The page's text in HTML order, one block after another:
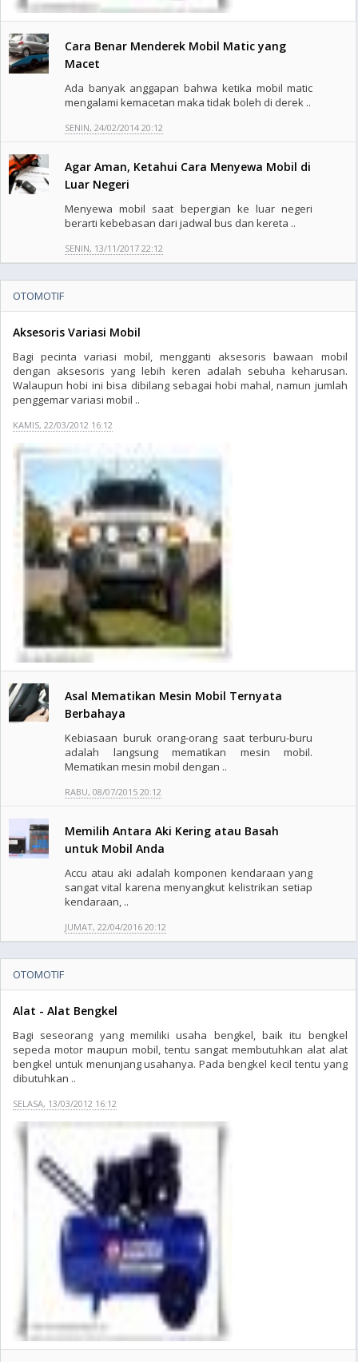
Cara Benar Menderek Mobil Matic yang
Macet
Ada banyak anggapan bahwa ketika mobil matic
mengalami kemacetan maka tidak boleh di derek ..
SENIN, 24/02/2014 20:12
Agar Aman, Ketahui Cara Menyewa Mobil di
Luar Negeri
Menyewa mobil saat bepergian ke luar negeri
berarti kebebasan dari jadwal bus dan kereta ..
SENIN, 13/11/2017 22:12
OTOMOTIF
Aksesoris Variasi Mobil
Bagi pecinta variasi mobil, mengganti aksesoris bawaan mobil
dengan aksesoris yang lebih keren adalah sebuha keharusan.
Walaupun hobi ini bisa dibilang sebagai hobi mahal, namun jumlah
penggemar variasi mobil ..
KAMIS, 22/03/2012 16:12
Asal Mematikan Mesin Mobil Ternyata
Berbahaya
Kebiasaan buruk orang-orang saat terburu-buru
adalah langsung mematikan mesin mobil.
Mematikan mesin mobil dengan ..
RABU, 08/07/2015 20:12
Memilih Antara Aki Kering atau Basah
untuk Mobil Anda
Accu atau aki adalah komponen kendaraan yang
sangat vital karena menyangkut kelistrikan setiap
kendaraan, ..
JUMAT, 22/04/2016 20:12
OTOMOTIF
Alat - Alat Bengkel
Bagi seseorang yang memiliki usaha bengkel, baik itu bengkel
sepeda motor maupun mobil, tentu sangat membutuhkan alat alat
bengkel untuk menunjang usahanya. Pada bengkel kecil tentu yang
dibutuhkan ..
SELASA, 13/03/2012 16:12